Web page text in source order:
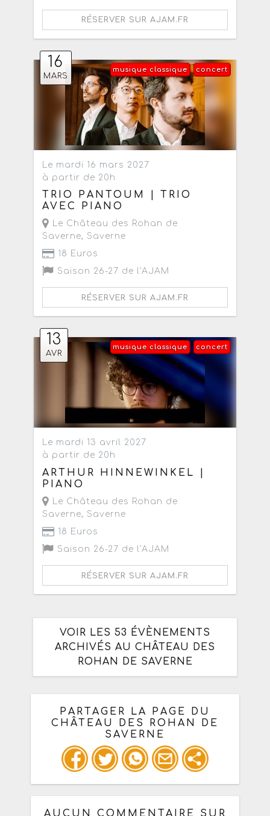
RÉSERVER SUR AJAM.FR
16
MARS
concert
musique classique
Le mardi 16 mars 2027
à partir de 20h
TRIO PANTOUM | TRIO
AVEC PIANO
Le Château des Rohan de
Saverne, Saverne
18 Euros
Saison 26-27 de l'AJAM
RÉSERVER SUR AJAM.FR
13
AVR
concert
musique classique
Le mardi 13 avril 2027
à partir de 20h
ARTHUR HINNEWINKEL |
PIANO
Le Château des Rohan de
Saverne, Saverne
18 Euros
Saison 26-27 de l'AJAM
RÉSERVER SUR AJAM.FR
VOIR LES 53 ÉVÈNEMENTS
ARCHIVÉS AU CHÂTEAU DES
ROHAN DE SAVERNE
PARTAGER LA PAGE DU
CHÂTEAU DES ROHAN DE
SAVERNE
Ou copiez les infos ci-dessous pour
un : mail / forum / réseau social
AUCUN COMMENTAIRE SUR